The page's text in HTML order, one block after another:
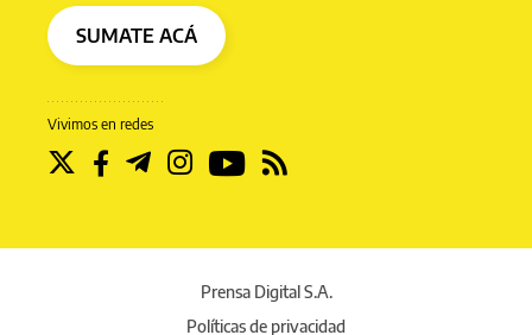
Vivimos en redes
SUMATE ACÁ
Prensa Digital S.A.
Políticas de privacidad